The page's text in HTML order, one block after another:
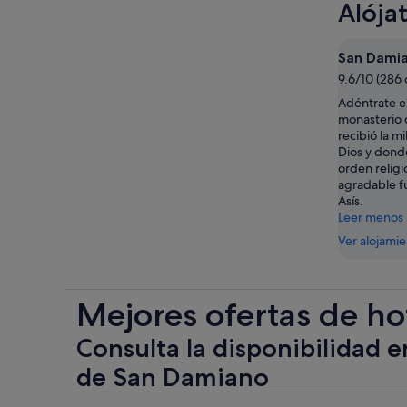
San
9.6/10 (286
Adéntrate
monasterio
recibió la
Dios y
orden
agradable
Asís.
Leer menos
Ver
Mejores ofertas de
Consulta la disponibilidad
de San Damiano